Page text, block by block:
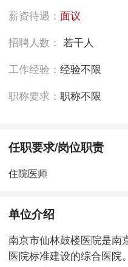
薪资待遇：面议
招聘人数：若干人
工作经验：经验不限
职称要求：职称不限
任职要求/岗位职责
住院医师
单位介绍
南京市仙林鼓楼医院是南
医院标准建设的综合医院